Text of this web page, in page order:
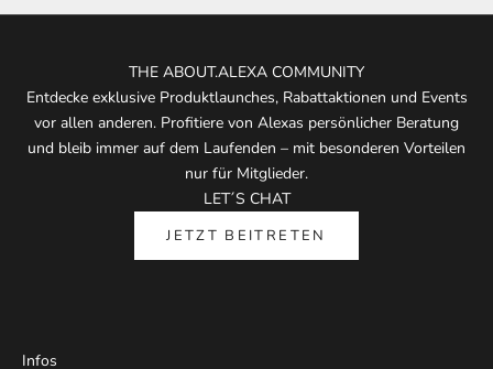
THE ABOUT.ALEXA COMMUNITY
Entdecke exklusive Produktlaunches, Rabattaktionen und Events
vor allen anderen. Profitiere von Alexas persönlicher Beratung
und bleib immer auf dem Laufenden – mit besonderen Vorteilen
nur für Mitglieder.
LET´S CHAT
JETZT BEITRETEN
Infos